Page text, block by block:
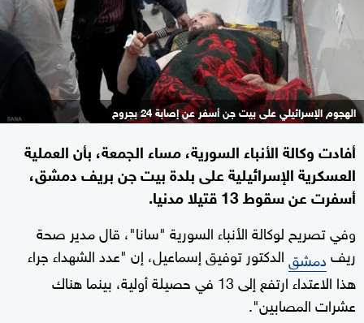
الهجوم الإسرائيلي على بيت جن أسفر عن إصابة 24 بجروح
أفادت وكالة الأنباء السورية، مساء الجمعة، بأن العملية
العسكرية الإسرائيلية على بلدة بيت جن بريف دمشق،
أسفرت عن سقوط 13 قتيلا مدنيا.
وفي تصريح لوكالة الأنباء السورية "سانا"، قال مدير صحة
ريفدمشقالدكتور توفيق إسماعيل، إن "عدد الشهداء جراء
هذا الاعتداء ارتفع إلى 13 في حصيلة أولية، بينما هناك
عشرات المصابين".